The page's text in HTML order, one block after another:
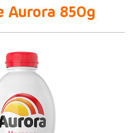
Aurora 850g